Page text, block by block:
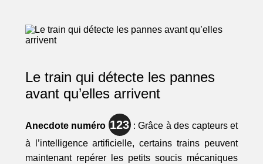
Le train qui détecte les pannes
avant qu’elles arrivent
Anecdote numéro 123: Grâce à des capteurs et
à l’intelligence artificielle, certains trains peuvent
maintenant repérer les petits soucis mécaniques